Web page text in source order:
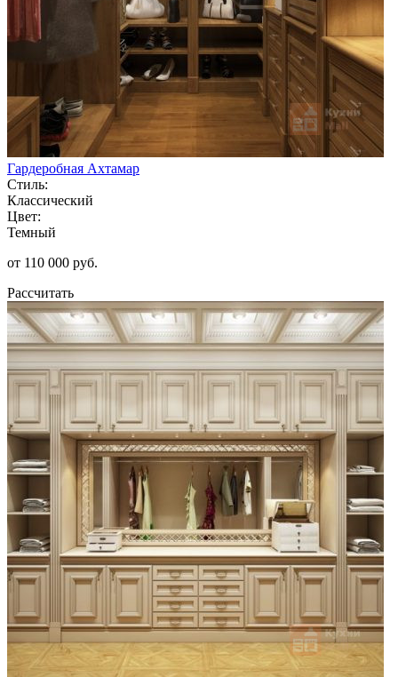
Гардеробная Ахтамар
Стиль:
Классический
Цвет:
Темный
от 110 000 руб.
Рассчитать